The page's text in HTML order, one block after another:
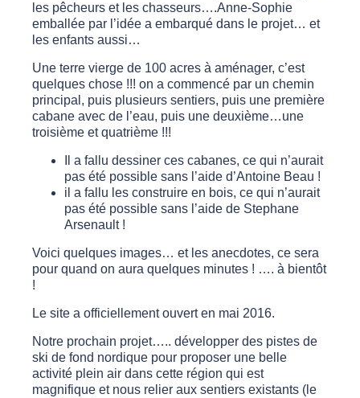
les pêcheurs et les chasseurs….Anne-Sophie
emballée par l’idée a embarqué dans le projet… et
les enfants aussi…
Une terre vierge de 100 acres à aménager, c’est
quelques chose !!! on a commencé par un chemin
principal, puis plusieurs sentiers, puis une première
cabane avec de l’eau, puis une deuxième…une
troisième et quatrième !!!
Il a fallu dessiner ces cabanes, ce qui n’aurait
pas été possible sans l’aide d’Antoine Beau !
il a fallu les construire en bois, ce qui n’aurait
pas été possible sans l’aide de Stephane
Arsenault !
Voici quelques images… et les anecdotes, ce sera
pour quand on aura quelques minutes ! …. à bientôt
!
Le site a officiellement ouvert en mai 2016.
Notre prochain projet….. développer des pistes de
ski de fond nordique pour proposer une belle
activité plein air dans cette région qui est
magnifique et nous relier aux sentiers existants (le